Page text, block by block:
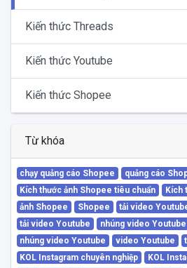
Kiến thức Threads
Kiến thức Youtube
Kiến thức Shopee
Từ khóa
chạy quảng cáo Shopee
quảng cáo
Kích thước ảnh Shopee tiêu chuẩn
Kích
ảnh Shopee
Shopee
tải video
tải video Youtube
nhúng video
nhúng video Youtube
video Youtube
KOL Instagram chuyên nghiệp
KOL